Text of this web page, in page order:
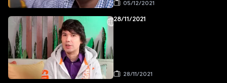
05/12/2021
28/11/2021
28/11/2021